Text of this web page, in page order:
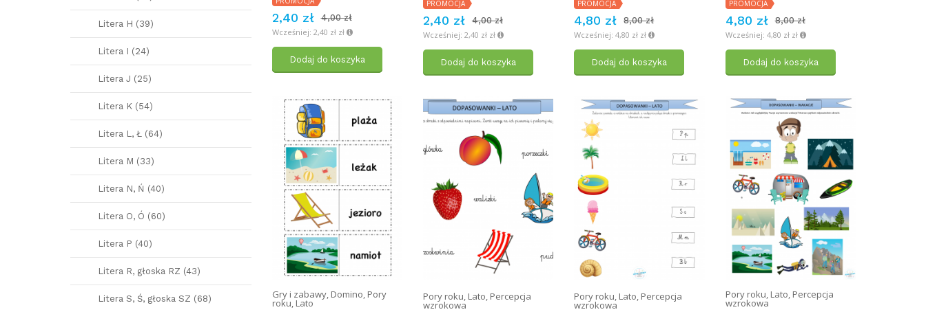
2,40 zł
4,00 zł
Wcześniej: 2,40 zł zł
Dodaj do koszyka
PROMOCJA
2,40 zł
4,00 zł
Wcześniej: 2,40 zł zł
Dodaj do koszyka
PROMOCJA
4,80 zł
8,00 zł
Wcześniej: 4,80 zł zł
Dodaj do koszyka
PROMOCJA
4,80 zł
8,00 zł
Wcześniej: 4,80 zł zł
Dodaj do koszyka
Gry i zabawy, Domino, Pory
roku, Lato
Pory roku, Lato, Percepcja
wzrokowa
Pory roku, Lato, Percepcja
wzrokowa
Pory roku, Lato, Percepcja
wzrokowa
Litera H (39)
Litera I (24)
Litera J (25)
Litera K (54)
Litera L, Ł (64)
Litera M (33)
Litera N, Ń (40)
Litera O, Ó (60)
Litera P (40)
Litera R, głoska RZ (43)
Litera S, Ś, głoska SZ (68)